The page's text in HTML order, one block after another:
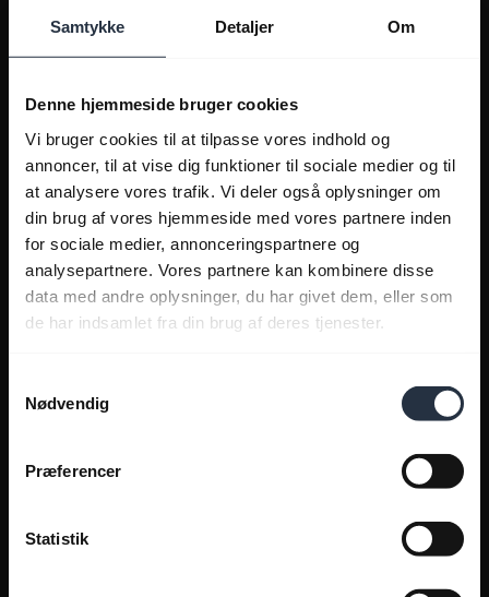
Samtykke Detaljer Om
Denne hjemmeside bruger cookies
Vi bruger cookies til at tilpasse vores indhold og
annoncer, til at vise dig funktioner til sociale medier og til
at analysere vores trafik. Vi deler også oplysninger om
din brug af vores hjemmeside med vores partnere inden
for sociale medier, annonceringspartnere og
analysepartnere. Vores partnere kan kombinere disse
data med andre oplysninger, du har givet dem, eller som
de har indsamlet fra din brug af deres tjenester.
Nødvendig
Præferencer
Statistik